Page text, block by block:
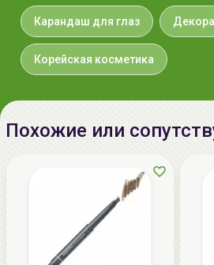
Карандаш для глаз
Корейская косметика
Похожие или